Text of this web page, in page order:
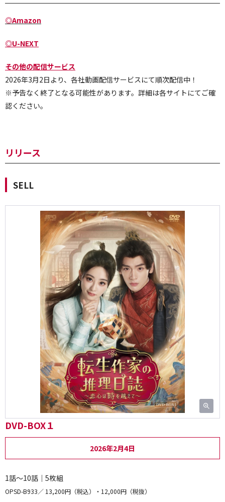
◎Amazon
◎U-NEXT
その他の配信サービス
2026年3月2日より、各社動画配信サービスにて順次配信中！
※予告なく終了となる可能性があります。詳細は各サイトにてご確
認ください。
リリース
SELL
DVD-BOX１
2026年2月4日
1話～10話｜5枚組
OPSD-B933 13,200円（税込）・12,000円（税抜）